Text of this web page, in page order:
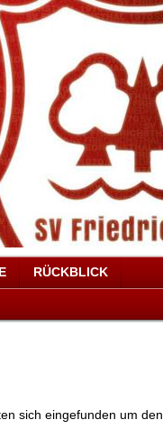
RÜCKBLICK
sich eingefunden um den